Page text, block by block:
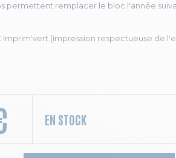
permettent remplacer le bloc l'année
Imprim'vert (impression respectueuse de
EN STOCK